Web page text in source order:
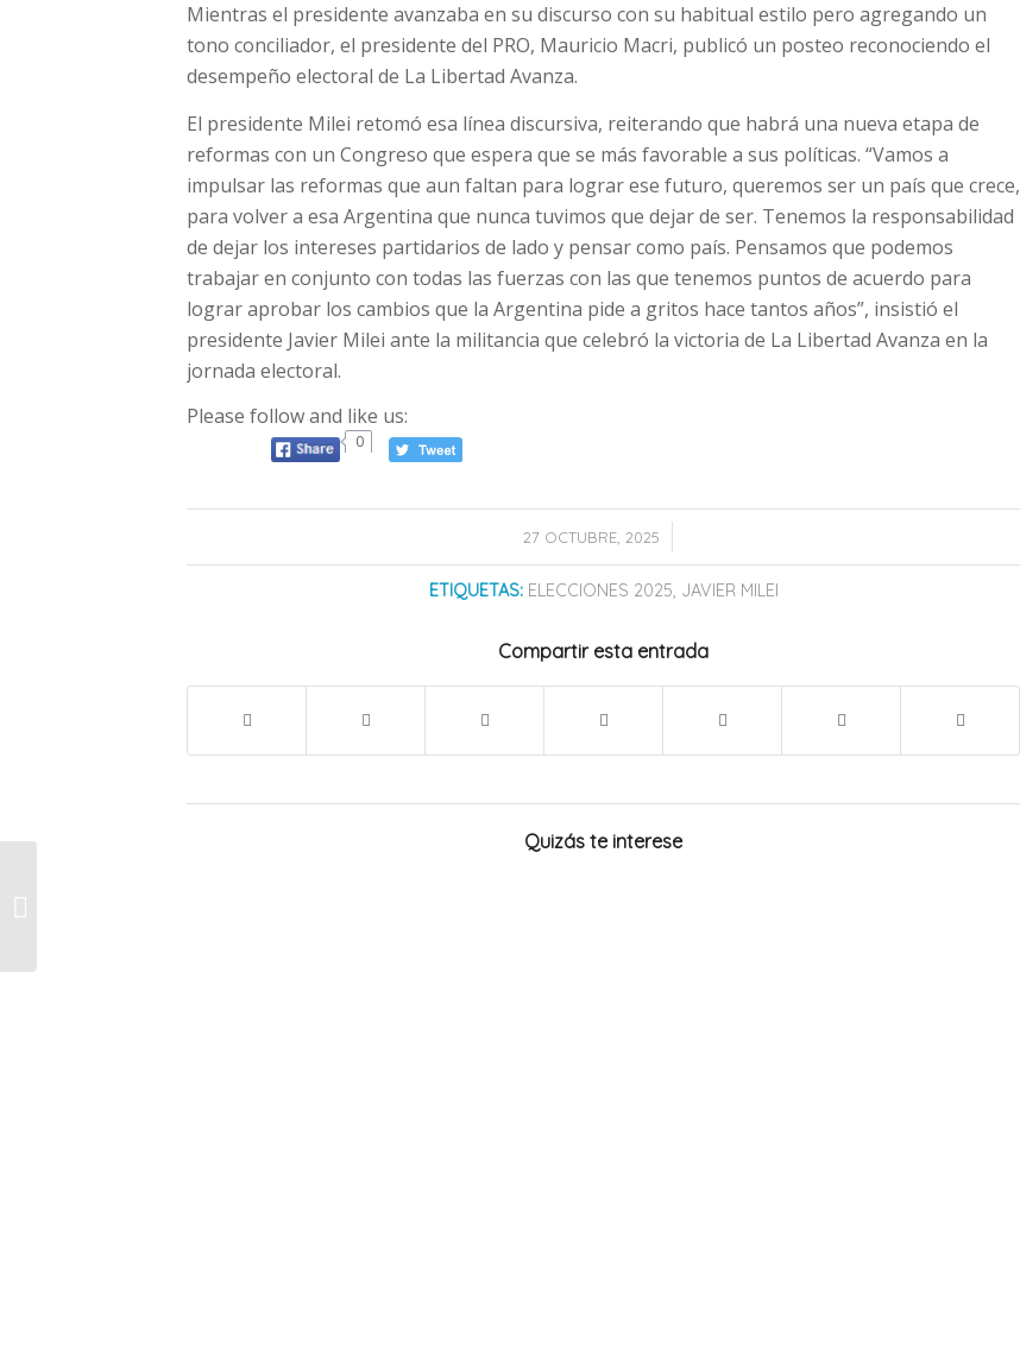
Mientras el presidente avanzaba en su discurso con su habitual estilo pero agregando un
tono conciliador, el presidente del PRO, Mauricio Macri, publicó un posteo reconociendo el
desempeño electoral de La Libertad Avanza.
El presidente Milei retomó esa línea discursiva, reiterando que habrá una nueva etapa de
reformas con un Congreso que espera que se más favorable a sus políticas. “Vamos a
impulsar las reformas que aun faltan para lograr ese futuro, queremos ser un país que crece,
para volver a esa Argentina que nunca tuvimos que dejar de ser. Tenemos la responsabilidad
de dejar los intereses partidarios de lado y pensar como país. Pensamos que podemos
trabajar en conjunto con todas las fuerzas con las que tenemos puntos de acuerdo para
lograr aprobar los cambios que la Argentina pide a gritos hace tantos años”, insistió el
presidente Javier Milei ante la militancia que celebró la victoria de La Libertad Avanza en la
jornada electoral.
Please follow and like us:
0
27 OCTUBRE, 2025
/
ETIQUETAS: ELECCIONES 2025, JAVIER MILEI
Compartir esta entrada
Quizás te interese